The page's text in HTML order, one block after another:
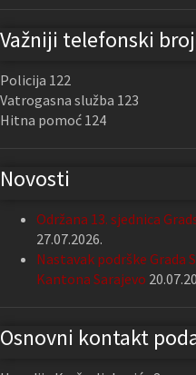
Važniji telefonski
Policija 122
Vatrogasna služba 123
Hitna pomoć 124
Novosti
Održana 13. sjednica
27.07.2026.
Nastavak podrške Grada
Kantona Sarajevo
Osnovni kontakt